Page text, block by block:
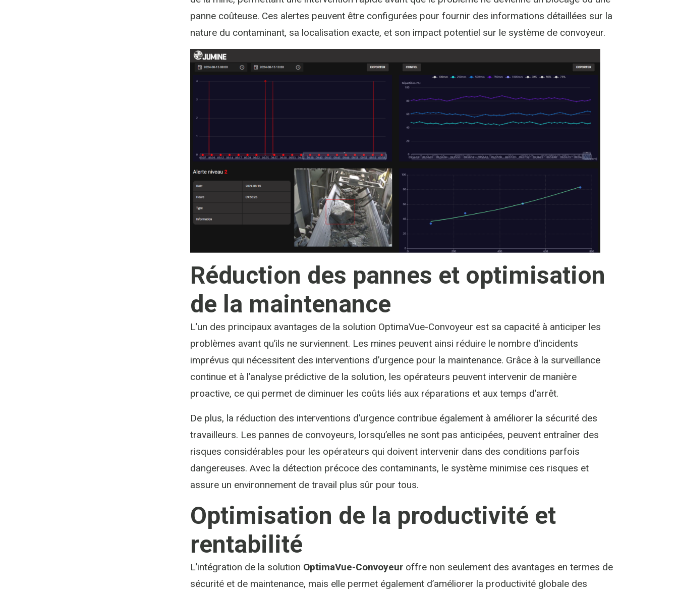
panne coûteuse. Ces alertes peuvent être configurées pour fournir des informations détaillées sur la
nature du contaminant, sa localisation exacte, et son impact potentiel sur le système de convoyeur.
Réduction des pannes et optimisation
de la maintenance
L’un des principaux avantages de la solution OptimaVue-Convoyeur est sa capacité à anticiper les
problèmes avant qu’ils ne surviennent. Les mines peuvent ainsi réduire le nombre d’incidents
imprévus qui nécessitent des interventions d’urgence pour la maintenance. Grâce à la surveillance
continue et à l’analyse prédictive de la solution, les opérateurs peuvent intervenir de manière
proactive, ce qui permet de diminuer les coûts liés aux réparations et aux temps d’arrêt.
De plus, la réduction des interventions d’urgence contribue également à améliorer la sécurité des
travailleurs. Les pannes de convoyeurs, lorsqu’elles ne sont pas anticipées, peuvent entraîner des
risques considérables pour les opérateurs qui doivent intervenir dans des conditions parfois
dangereuses. Avec la détection précoce des contaminants, le système minimise ces risques et
assure un environnement de travail plus sûr pour tous.
Optimisation de la productivité et
rentabilité
L’intégration de la solution OptimaVue-Convoyeur offre non seulement des avantages en termes de
sécurité et de maintenance, mais elle permet également d’améliorer la productivité globale des